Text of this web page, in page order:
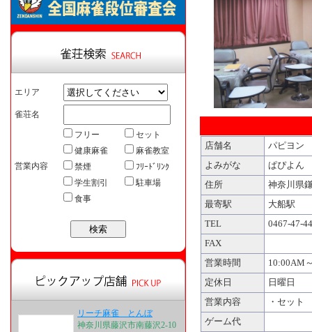
エリア
雀荘名
営業内容
フリー
セット
健康麻雀
麻雀教室
禁煙
ﾌﾘｰﾄﾞﾘﾝｸ
学生割引
駐車場
食事
リーチ麻雀 とんぼ
神奈川県藤沢市南藤沢2-10
店舗名
パピヨン
よみがな
ぱぴよん
住所
神奈川県
最寄駅
大船駅
TEL
0467-47-
FAX
営業時間
10:00AM
定休日
日曜日
営業内容
・セッ
ゲーム代